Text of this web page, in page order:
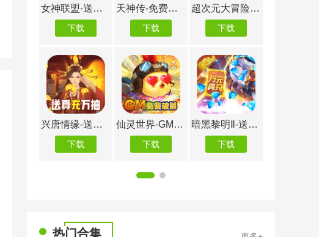
超次元大冒险-GM无门槛真充
下载
暗黑黎明Ⅱ-送GM无限充
下载
神创九州-送GM万抽
下载
王者军团-满V送透视
下载
仙境苍穹-送主角光环
下载
摸金之路-冰雪无限刀
下载
热门合集